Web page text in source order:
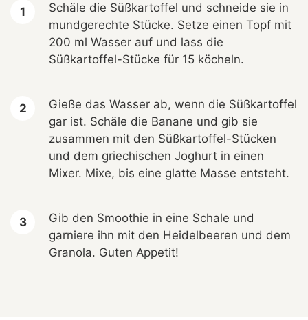
Schäle die Süßkartoffel und schneide sie in
mundgerechte Stücke. Setze einen Topf mit
200 ml Wasser auf und lass die
Süßkartoffel-Stücke für 15 köcheln.
Gieße das Wasser ab, wenn die Süßkartoffel
gar ist. Schäle die Banane und gib sie
zusammen mit den Süßkartoffel-Stücken
und dem griechischen Joghurt in einen
Mixer. Mixe, bis eine glatte Masse entsteht.
Gib den Smoothie in eine Schale und
garniere ihn mit den Heidelbeeren und dem
Granola. Guten Appetit!